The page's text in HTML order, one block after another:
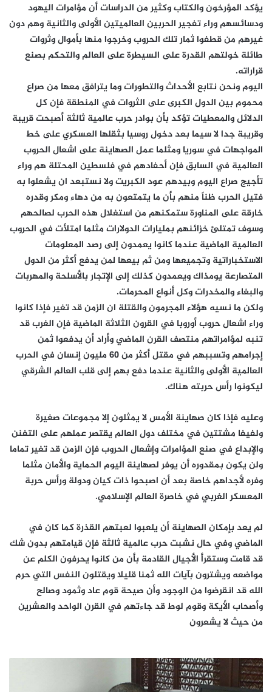
يؤكد المؤرخون والكتاب وكثير من الدراسات أن مؤامرات اليهود
ودسائسهم وراء تفجير الحربين العالميتين الأولى والثانية وهم دون
غيرهم من قطفوا ثمار تلك الحروب وخرجوا منها بأموال وثروات
طائلة خولتهم القدرة على السيطرة على العالم والتحكم بصنع
قراراته.
اليوم ونحن نتابع الأحداث والتطورات وما يترافق معها من صراع
محموم بين الدول الكبرى على الثروات في المنطقة فإن كل
الدلائل والمعطيات تؤكد بأن بوادر حرب عالمية ثالثة أصبحت قريبة
وقريبة جدا لا سيما بعد دخول روسيا بثقلها العسكري على خط
المواجهات في سوريا ومثلما عمل الصهاينة على اشعال الحروب
العالمية في السابق فإن أحفادهم في فلسطين المحتلة هم وراء
تأجيج صراع اليوم وبيدهم عود الكبريت ولا نستبعد ان يشعلوا به
فتيل الحرب ظناً منهم بأن ما يتمتعون به من دهاء ومكر وقدره
خارقة على المناورة ستمكنهم من استغلال هذه الحرب لصالحهم
وسوف تمتلئ خزائنهم بمليارات الدولارات مثلما امتلأت في الحروب
العالمية الماضية عندما كانوا يعمدون إلى رصد المعلومات
الاستخباراتية وتجميعها ومن ثم بيعها لمن يدفع أكثر من الدول
المتصارعة يومذاك ويعمدون كذلك إلى الإتجار بالأسلحة والمهربات
والبغاء والمخدرات وكل أنواع المحرمات.
ولكن ما نسيه هؤلاء المجرمون والقتلة ان الزمن قد تغير فإذا كانوا
وراء اشعال حروب أوروبا في القرون الثلاثة الماضية فإن الغرب قد
تنبه لمؤامراتهم منتصف القرن الماضي وأراد أن يدفعوا ثمن
إجرامهم وتسببهم في مقتل أكثر من 60 مليون إنسان في الحرب
العالمية الأولى والثانية عندما دفع بهم إلى قلب العالم الشرقي
ليكونوا رأس حربته هناك.
وعليه فإذا كان صهاينة الأمس لا يمثلون إلا مجموعات صغيرة
ولفيفا مشتتين في مختلف دول العالم يقتصر عملهم على التفنن
والإبداع في صنع المؤامرات وإشعال الحروب فإن الزمن قد تغير تماما
ولن يكون بمقدوره أن يوفر لصهاينة اليوم الحماية والأمان مثلما
وفره لأجداهم خاصة بعد أن اصبحوا ذات كيان ودولة ورأس حربة
المعسكر الغربي في خاصرة العالم الإسلامي.
لم يعد بإمكان الصهاينة أن يلعبوا لعبتهم القذرة كما كان في
الماضي وفي حال نشبت حرب عالمية ثالثة فإن قيامتهم بدون شك
قد قامت وستقرأ الأجيال القادمة بأن من كانوا يحرفون الكلم عن
مواضعه ويشترون بآيات الله ثمنا قليلا ويقتلون النفس التي حرم
الله قد انقرضوا من الوجود وأن صيحة قوم عاد وثمود وصالح
وأصحاب الأيكة وقوم لوط قد جاءتهم في القرن الواحد والعشرين
من حيث لا يشعرون